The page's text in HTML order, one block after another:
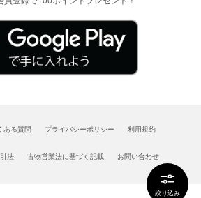
絞り込み
ある質問 プライバシーポリシー 利用規約
法 古物営業法に基づく記載 お問い合わせ